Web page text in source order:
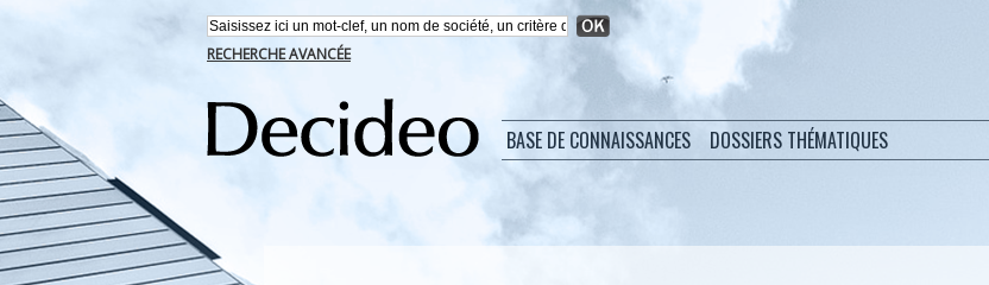
RECHERCHE AVANCÉE
BASE DE CONNAISSANCES DOSSIERS THÉMATIQUES